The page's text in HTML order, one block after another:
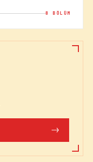
8 BÖLÜM